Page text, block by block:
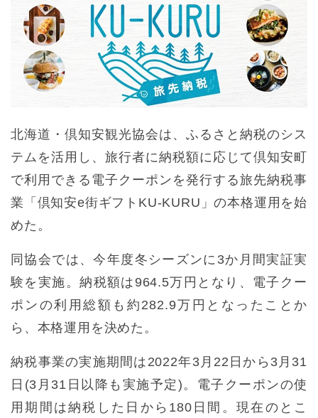
北海道・倶知安観光協会は、ふるさと納税のシス
テムを活用し、旅行者に納税額に応じて倶知安町
で利用できる電子クーポンを発行する旅先納税事
業「倶知安e街ギフトKU-KURU」の本格運用を始
めた。
同協会では、今年度冬シーズンに3か月間実証実
験を実施。納税額は964.5万円となり、電子クー
ポンの利用総額も約282.9万円となったことか
ら、本格運用を決めた。
納税事業の実施期間は2022年3月22日から3月31
日(3月31日以降も実施予定)。電子クーポンの使
用期間は納税した日から180日間。現在のとこ